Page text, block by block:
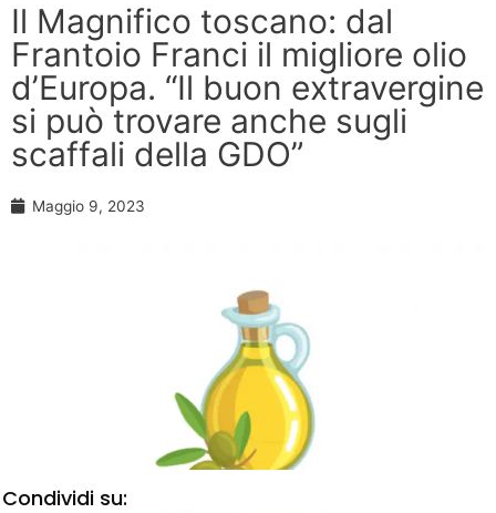
Il Magnifico toscano: dal
Frantoio Franci il migliore olio
d’Europa. “Il buon extravergine
si può trovare anche sugli
scaffali della GDO”
Maggio 9, 2023
Condividi su: